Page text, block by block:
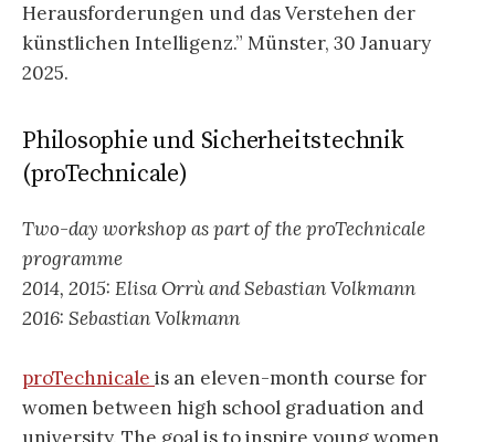
Herausforderungen und das Verstehen der
künstlichen Intelligenz.” Münster, 30 January
2025.
Philosophie und Sicherheitstechnik
(proTechnicale)
Two-day workshop as part of the proTechnicale
programme
2014, 2015: Elisa Orrù and Sebastian Volkmann
2016: Sebastian Volkmann
proTechnicale is an eleven-month course for
women between high school graduation and